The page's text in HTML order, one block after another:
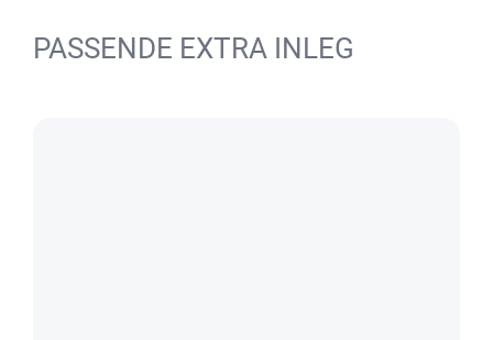
PASSENDE EXTRA INLEG